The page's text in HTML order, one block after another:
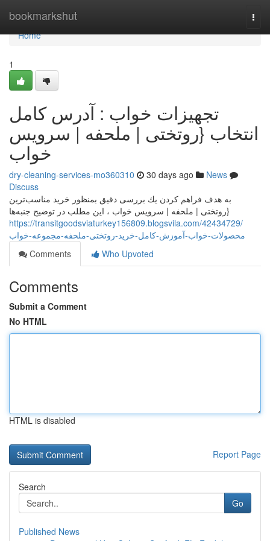
bookmarkshut
Home
Home
1
تجهيزات خواب : آدرس کامل
انتخاب {روتختی | ملحفه | سرویس
خواب
dry-cleaning-services-mo360310 30 days ago
News
Discuss
به هدف فراهم کردن يك بررسی دقیق بمنظور خرید مناسب‌ترین
{روتختی | ملحفه | سرویس خواب ، این مطلب در توضيح جنبه‌ها
https://transitgoodsviaturkey156809.blogsvila.com/42434729/
محصولات-خواب-آموزش-کامل-خرید-روتختی-ملحفه-مجموعه-خواب
Comments
Who Upvoted
Comments
Submit a Comment
No HTML
HTML is disabled
Report Page
Search
Go
Published News